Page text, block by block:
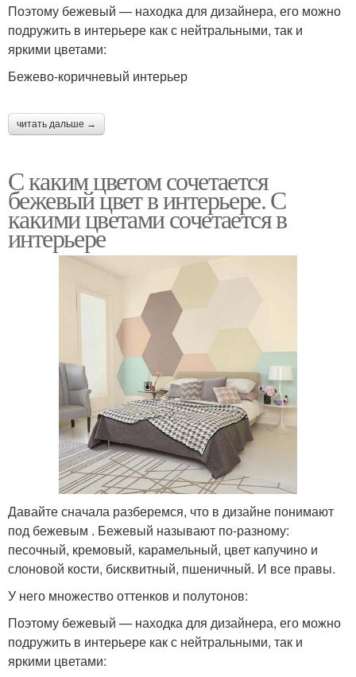
Поэтому бежевый — находка для дизайнера, его можно
подружить в интерьере как с нейтральными, так и
яркими цветами:
Бежево-коричневый интерьер
читать дальше →
С каким цветом сочетается
бежевый цвет в интерьере. С
какими цветами сочетается в
интерьере
Давайте сначала разберемся, что в дизайне понимают
под бежевым . Бежевый называют по-разному:
песочный, кремовый, карамельный, цвет капучино и
слоновой кости, бисквитный, пшеничный. И все правы.
У него множество оттенков и полутонов:
Поэтому бежевый — находка для дизайнера, его можно
подружить в интерьере как с нейтральными, так и
яркими цветами: